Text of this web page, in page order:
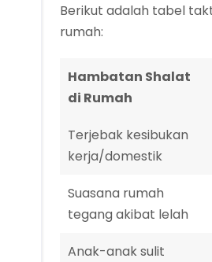
Berikut adalah tabel
rumah:
Hambatan Shalat
di Rumah
Terjebak kesibukan
kerja/domestik
Suasana rumah
tegang akibat lelah
Anak-anak sulit